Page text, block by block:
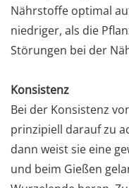
Nährstoffe optimal
niedriger, als die
Störungen bei der
Konsistenz
Bei der Konsistenz
prinzipiell darauf zu
dann weist sie eine
und beim Gießen